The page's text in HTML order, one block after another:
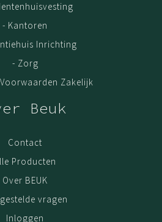
- Kantoren
Inrichting
- Zorg
Zakelijk
Beuk
Contact
Producten
Over BEUK
vragen
Inloggen